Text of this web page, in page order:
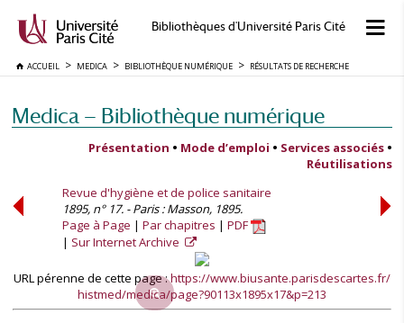
Bibliothèques d'Université Paris Cité
ACCUEIL MEDICA BIBLIOTHÈQUE NUMÉRIQUE RÉSULTATS DE RECHERCHE
Medica — Bibliothèque numérique
Présentation • Mode d’emploi • Services associés •
Réutilisations
Revue d'hygiène et de police sanitaire
1895, n° 17. - Paris : Masson, 1895.
Page à Page
Par chapitres
PDF
Sur Internet Archive
URL pérenne de cette page :https://www.biusante.parisdescartes.fr/
histmed/medica/page?90113x1895x17&p=213